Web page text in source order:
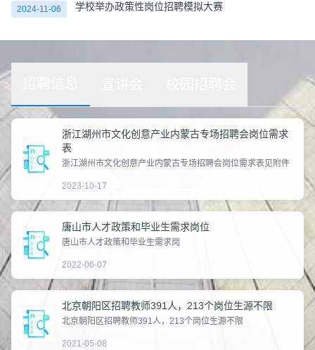
2024-11-06 学校举办政策性岗位招聘模拟大赛
浙江湖州市文化创意产业内蒙古专场招聘会岗位需求
表
浙江湖州市文化创意产业内蒙古专场招聘会岗位需求表见附件
2023-10-17
唐山市人才政策和毕业生需求岗位
​唐山市人才政策和毕业生需求岗
2022-06-07
北京朝阳区招聘教师391人，213个岗位生源不限
北京朝阳区招聘教师391人，213个岗位生源不限​‍
2021-05-08